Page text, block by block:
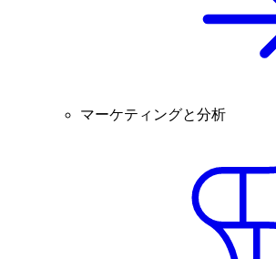
マーケティングと分析